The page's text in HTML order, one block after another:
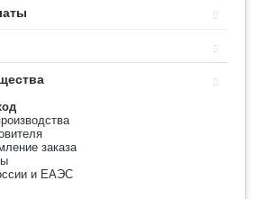
заказа
и ЕАЭС